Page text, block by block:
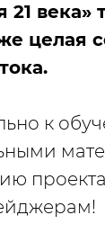
века»
целая
к
проекта